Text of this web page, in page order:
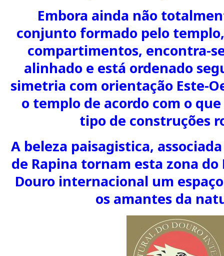
Embora ainda não
conjunto formado pelo
compartimentos, encontra-
alinhado e está ordenado
simetria com orientação Este-
o templo de acordo com o
tipo de construções
A beleza paisagistica,
de Rapina tornam esta zona
Douro internacional um
os amantes da